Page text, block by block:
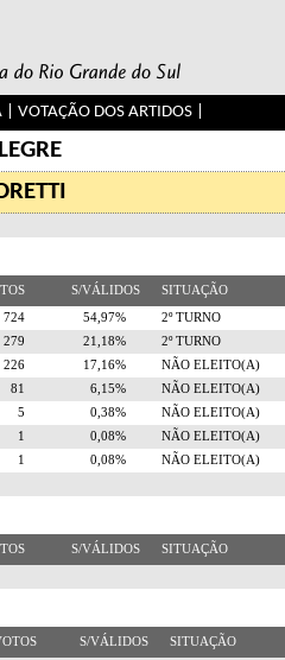
| VOTAÇÃO DOS ARTIDOS|
S/VÁLIDOS SITUAÇÃO
724 54,97%
2º TURNO
279 21,18%
2º TURNO
226 17,16%
NÃO ELEITO(A)
81 6,15%
NÃO ELEITO(A)
5 0,38%
NÃO ELEITO(A)
1 0,08%
NÃO ELEITO(A)
1 0,08% NÃO ELEITO(A)
S/VÁLIDOS SITUAÇÃO
S/VÁLIDOS SITUAÇÃO